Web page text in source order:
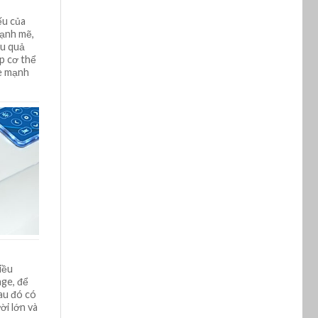
của
mẽ,
quả
cơ thể
mạnh
để
đó có
lớn và